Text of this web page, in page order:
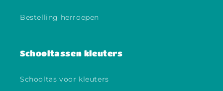
Bestelling herroepen
Schooltassen kleuters
Schooltas voor kleuters